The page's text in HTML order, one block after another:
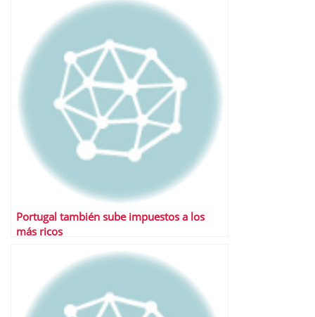
Portugal también sube impuestos a los
más ricos